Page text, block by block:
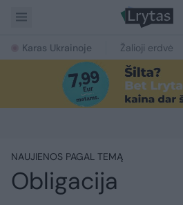
Karas Ukrainoje Žalioji erdvė
NAUJIENOS PAGAL TEMĄ
Obligacija